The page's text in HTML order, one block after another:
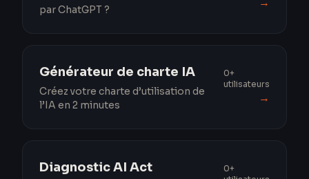
par ChatGPT ?
Générateur de charte IA
Créez votre charte d’utilisation de
l’IA en 2 minutes
0+
utilisateurs
→
Diagnostic AI Act
0+